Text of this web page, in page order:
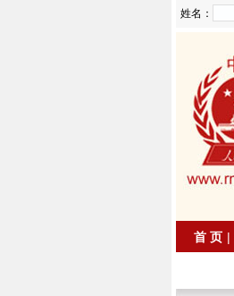
姓名：
首 页 |